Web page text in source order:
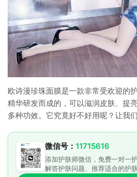
欧诗漫珍珠面膜是一款非常受欢迎的
精华研发而成的，可以滋润皮肤、提
多种功效。它究竟好不好用呢？让我
微信号： 11715616
添加护肤师微信，免费一对一
解答护肤问题、推荐适合的护